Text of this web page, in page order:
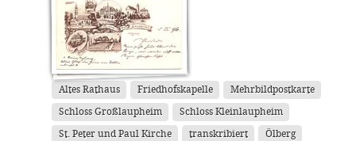
Altes Rathaus Friedhofskapelle Mehrbildpostkarte
Schloss Großlaupheim Schloss Kleinlaupheim
St. Peter und Paul Kirche transkribiert Ölberg